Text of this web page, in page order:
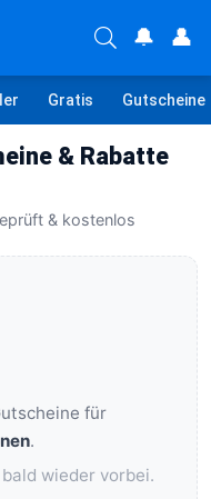
🔔 👤
Gratis Gutscheine
& Rabatte
& kostenlos
für
.
wieder vorbei.